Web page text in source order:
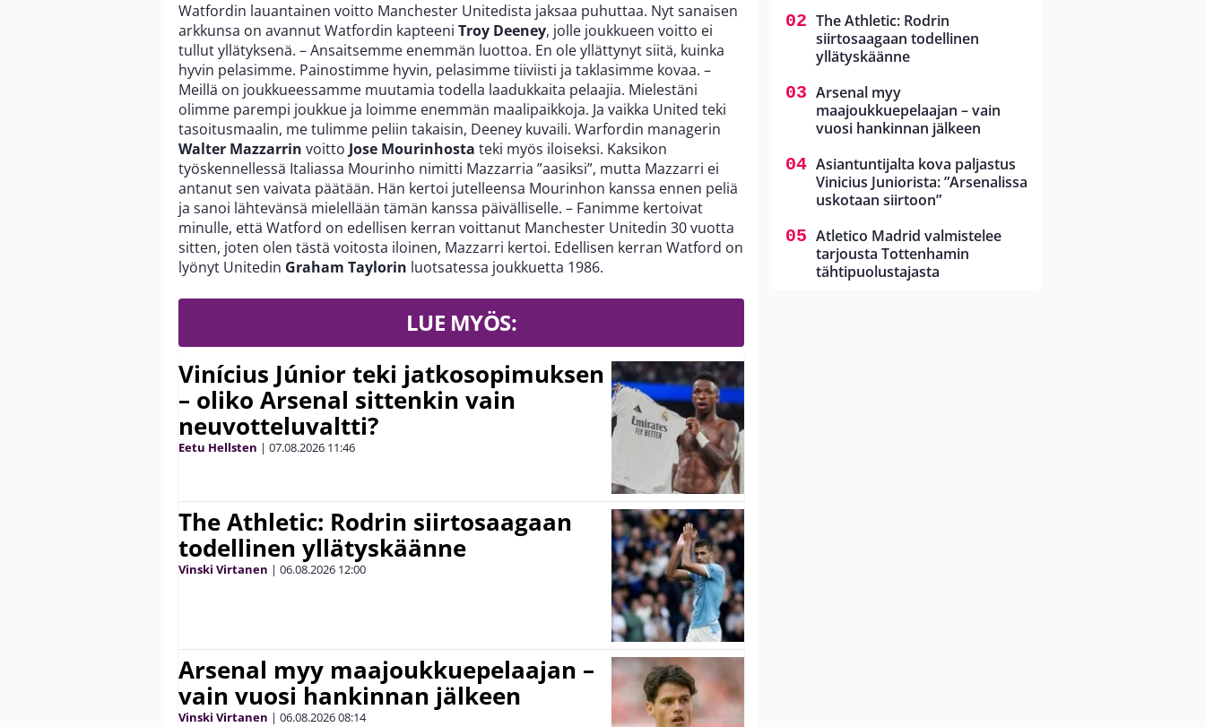
Watfordin lauantainen voitto Manchester Unitedista jaksaa puhuttaa. Nyt sanaisen
arkkunsa on avannut Watfordin kapteeni Troy Deeney, jolle joukkueen voitto ei
tullut yllätyksenä. – Ansaitsemme enemmän luottoa. En ole yllättynyt siitä, kuinka
hyvin pelasimme. Painostimme hyvin, pelasimme tiiviisti ja taklasimme kovaa. –
Meillä on joukkueessamme muutamia todella laadukkaita pelaajia. Mielestäni
olimme parempi joukkue ja loimme enemmän maalipaikkoja. Ja vaikka United teki
tasoitusmaalin, me tulimme peliin takaisin, Deeney kuvaili. Warfordin managerin
Walter Mazzarrin voitto Jose Mourinhosta teki myös iloiseksi. Kaksikon
työskennellessä Italiassa Mourinho nimitti Mazzarria ”aasiksi”, mutta Mazzarri ei
antanut sen vaivata päätään. Hän kertoi jutelleensa Mourinhon kanssa ennen peliä
ja sanoi lähtevänsä mielellään tämän kanssa päivälliselle. – Fanimme kertoivat
minulle, että Watford on edellisen kerran voittanut Manchester Unitedin 30 vuotta
sitten, joten olen tästä voitosta iloinen, Mazzarri kertoi. Edellisen kerran Watford on
lyönyt Unitedin Graham Taylorin luotsatessa joukkuetta 1986.
LUE MYÖS:
Vinícius Júnior teki jatkosopimuksen
– oliko Arsenal sittenkin vain
neuvotteluvaltti?
Eetu Hellsten | 07.08.2026 11:46
The Athletic: Rodrin siirtosaagaan
todellinen yllätyskäänne
Vinski Virtanen | 06.08.2026 12:00
Arsenal myy maajoukkuepelaajan –
vain vuosi hankinnan jälkeen
Vinski Virtanen | 06.08.202608:14
The Athletic: Rodrin
siirtosaagaan todellinen
yllätyskäänne
Arsenal myy
maajoukkuepelaajan – vain
vuosi hankinnan jälkeen
Asiantuntijalta kova paljastus
Vinicius Juniorista: ”Arsenalissa
uskotaan siirtoon”
Atletico Madrid valmistelee
tarjousta Tottenhamin
tähtipuolustajasta